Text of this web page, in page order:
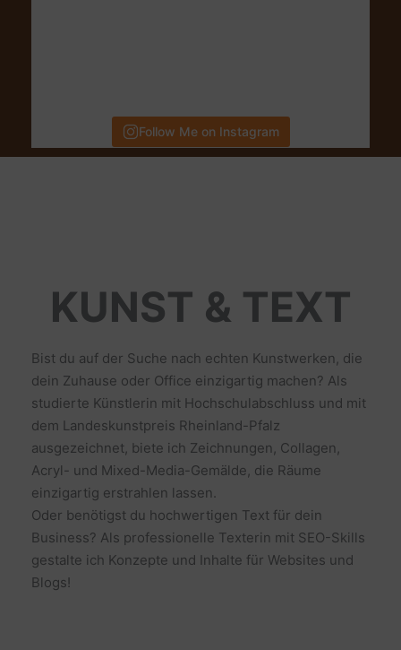
Follow Me on Instagram
KUNST & TEXT
Bist du auf der Suche nach echten Kunstwerken, die
dein Zuhause oder Office einzigartig machen? Als
studierte Künstlerin mit Hochschulabschluss und mit
dem Landeskunstpreis Rheinland-Pfalz
ausgezeichnet, biete ich Zeichnungen, Collagen,
Acryl- und Mixed-Media-Gemälde, die Räume
einzigartig erstrahlen lassen.
Oder benötigst du hochwertigen Text für dein
Business? Als professionelle Texterin mit SEO-Skills
gestalte ich Konzepte und Inhalte für Websites und
Blogs!